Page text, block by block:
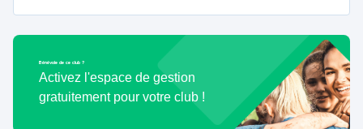
Bénévole de ce club ?
Activez l'espace de gestion
gratuitement pour votre club !